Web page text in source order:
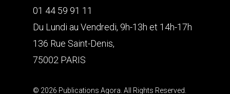
01 44 59 91 11
Du Lundi au Vendredi, 9h-13h et 14h-17h
136 Rue Saint-Denis,
75002 PARIS
© 2026 Publications Agora. All Rights Reserved.